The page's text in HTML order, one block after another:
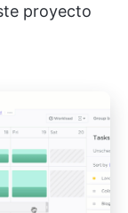
proyecto